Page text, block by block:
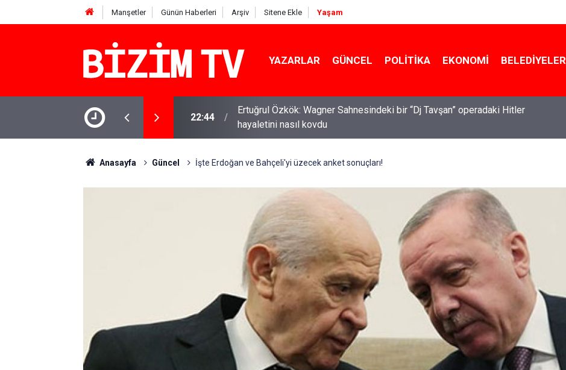
Manşetler Günün Haberleri Arşiv Sitene Ekle Yaşam
YAZARLAR GÜNCEL POLITIKA EKONOMI BELEDIYELER
bir “Dj Tavşan” operadaki Hitler
11:12 “İzmir'de zeybek bilmeyen kalmasın” çağrısı 500 kişilik topluluğa dönüştü
Anasayfa Güncel İşte Erdoğan ve Bahçeli'yi üzecek anket sonuçları!